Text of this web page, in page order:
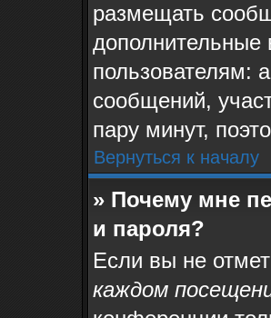
размещать
дополнительные
пользователям:
сообщений,
пару минут,
Вернуться к началу
» Почему мне
и пароля?
Если вы не
каждом